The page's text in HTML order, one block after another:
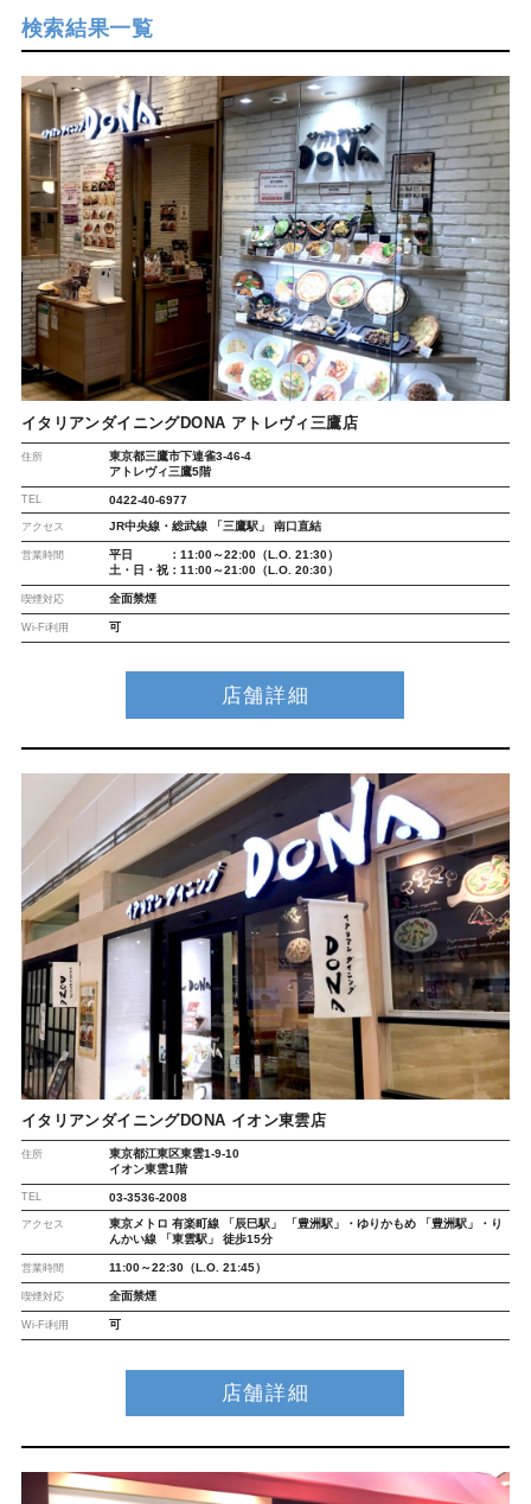
検索結果一覧
イタリアンダイニングDONA アトレヴィ三鷹店
住所
東京都三鷹市下連雀3-46-4
アトレヴィ三鷹5階
TEL 0422-40-6977
アクセス JR中央線・総武線 「三鷹駅」 南口直結
営業時間
平日 ：11:00～22:00（L.O. 21:30）
土・日・祝：11:00～21:00（L.O. 20:30）
喫煙対応 全面禁煙
Wi-Fi利用 可
店舗詳細
イタリアンダイニングDONA イオン東雲店
住所
東京都江東区東雲1-9-10
イオン東雲1階
TEL 03-3536-2008
アクセス
東京メトロ 有楽町線 「辰巳駅」 「豊洲駅」・ゆりかもめ 「豊洲駅」・り
んかい線 「東雲駅」 徒歩15分
営業時間 11:00～22:30（L.O. 21:45）
喫煙対応 全面禁煙
Wi-Fi利用 可
店舗詳細